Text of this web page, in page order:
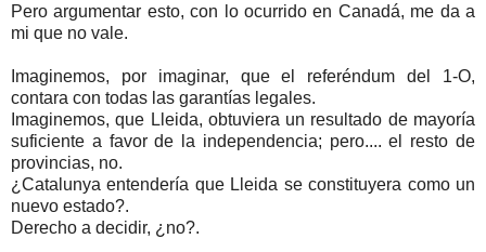
Pero argumentar esto, con lo ocurrido en Canadá, me da a
mi que no vale.
Imaginemos, por imaginar, que el referéndum del 1-O,
contara con todas las garantías legales.
Imaginemos, que Lleida, obtuviera un resultado de mayoría
suficiente a favor de la independencia; pero.... el resto de
provincias, no.
¿Catalunya entendería que Lleida se constituyera como un
nuevo estado?.
Derecho a decidir, ¿no?.